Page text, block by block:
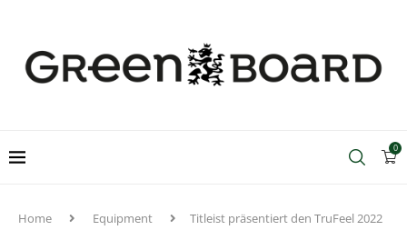
0
Home Equipment Titleist präsentiert den TruFeel 2022